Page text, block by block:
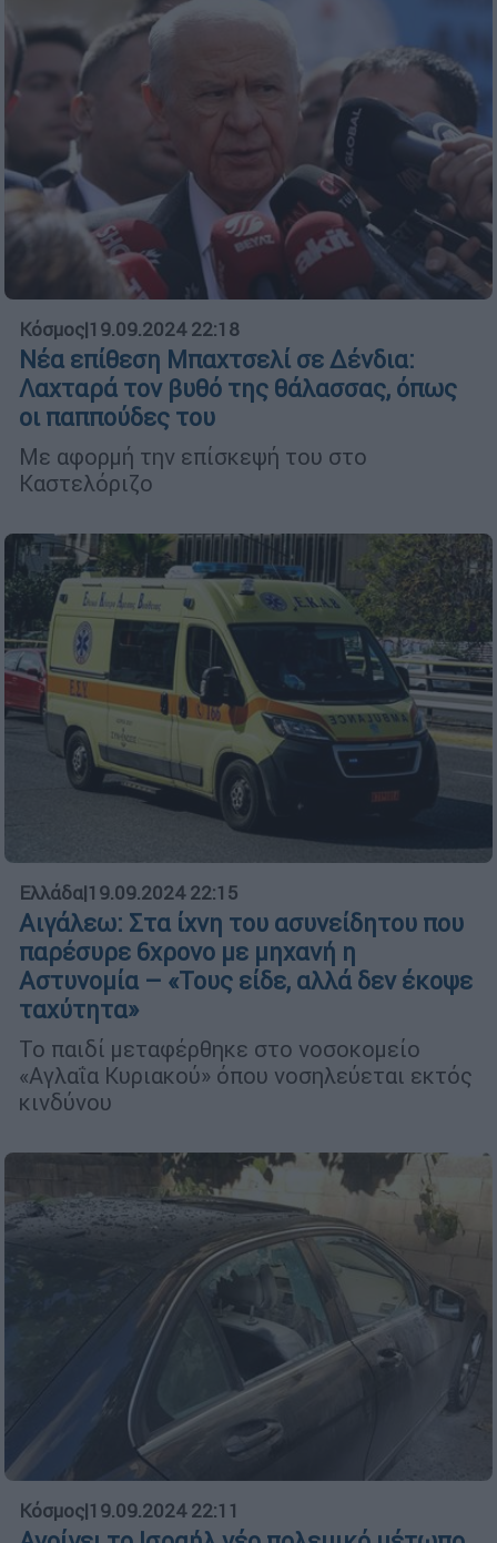
Κόσμος|19.09.2024 22:18
Νέα επίθεση Μπαχτσελί σε Δένδια:
Λαχταρά τον βυθό της θάλασσας, όπως
οι παππούδες του
Με αφορμή την επίσκεψή του στο
Καστελόριζο
Ελλάδα|19.09.2024 22:15
Αιγάλεω: Στα ίχνη του ασυνείδητου που
παρέσυρε 6χρονο με μηχανή η
Αστυνομία – «Τους είδε, αλλά δεν έκοψε
ταχύτητα»
Το παιδί μεταφέρθηκε στο νοσοκομείο
«Αγλαΐα Κυριακού» όπου νοσηλεύεται εκτός
κινδύνου
Κόσμος|19.09.2024 22:11